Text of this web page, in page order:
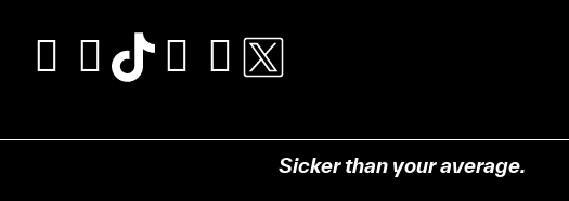
Sicker than your average.